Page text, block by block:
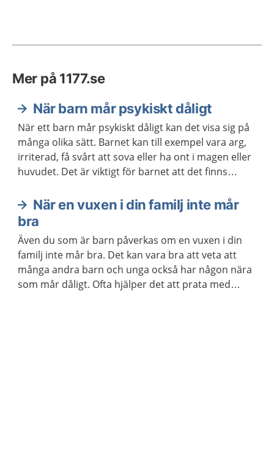
Mer på 1177.se
När barn mår psykiskt dåligt
När ett barn mår psykiskt dåligt kan det visa sig på
många olika sätt. Barnet kan till exempel vara arg,
irriterad, få svårt att sova eller ha ont i magen eller
huvudet. Det är viktigt för barnet att det finns
också stöd och hjälp från sjukvården eller
kommunen.
När en vuxen i din familj inte mår
bra
Även du som är barn påverkas om en vuxen i din
familj inte mår bra. Det kan vara bra att veta att
många andra barn och unga också har någon nära
som mår dåligt. Ofta hjälper det att prata med